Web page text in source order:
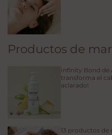
Productos de
Infinity Bond de
transforma el
aclarado!
13 productos